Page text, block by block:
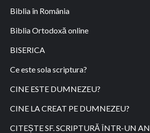
Biblia în România
Biblia Ortodoxă online
BISERICA
Ce este sola scriptura?
CINE ESTE DUMNEZEU?
CINE LA CREAT PE DUMNEZEU?
CITEȘTE SF. SCRIPTURĂ ÎNTR-UN AN